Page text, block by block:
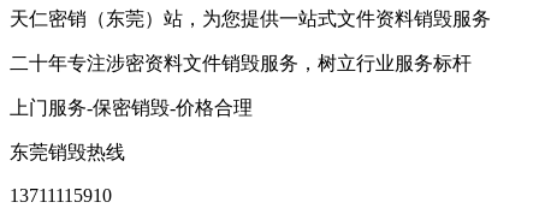
天仁密销（东莞）站，为您提供一站式文件资料销毁服务
二十年专注涉密资料文件销毁服务，树立行业服务标杆
上门服务-保密销毁-价格合理
东莞销毁热线
13711115910